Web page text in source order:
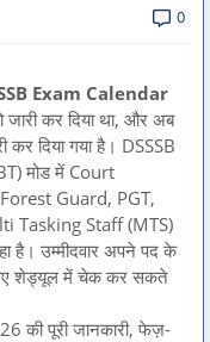
0
Exam Calendar
कर दिया था, और अब
दिया गया है। DSSSB
मोड में Court
Guard, PGT,
Tasking Staff (MTS)
है। उम्मीदवार अपने पद के
गए शेड्यूल में चेक कर सकते
की पूरी जानकारी, फेज़-